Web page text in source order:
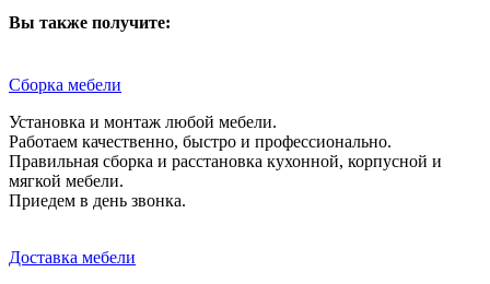
Вы также получите:
Сборка мебели
Установка и монтаж любой мебели.
Работаем качественно, быстро и профессионально.
Правильная сборка и расстановка кухонной, корпусной и
мягкой мебели.
Приедем в день звонка.
Доставка мебели